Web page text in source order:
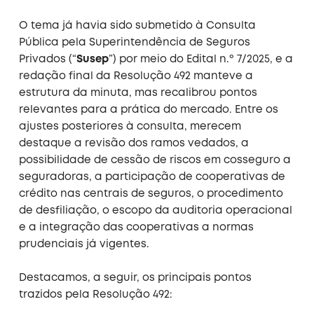
O tema já havia sido submetido à Consulta
Pública pela Superintendência de Seguros
Privados (“Susep”) por meio do Edital n.º 7/2025, e a
redação final da Resolução 492 manteve a
estrutura da minuta, mas recalibrou pontos
relevantes para a prática do mercado. Entre os
ajustes posteriores à consulta, merecem
destaque a revisão dos ramos vedados, a
possibilidade de cessão de riscos em cosseguro a
seguradoras, a participação de cooperativas de
crédito nas centrais de seguros, o procedimento
de desfiliação, o escopo da auditoria operacional
e a integração das cooperativas a normas
prudenciais já vigentes.
Destacamos, a seguir, os principais pontos
trazidos pela Resolução 492: